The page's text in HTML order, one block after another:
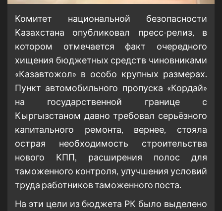
Комитет национальной безопасности
Казахстана опубликовал пресс-релиз, в
котором отмечается факт очередного
хищения бюджетных средств чиновниками
«Казавтожол» в особо крупных размерах.
Пункт автомобильного пропуска «Кордай»
на государственной границе с
Кыргызстаном давно требовал серьёзного
капитального ремонта, вернее, стояла
острая необходимость строительства
нового КПП, расширения полос для
таможенного контроля, улучшения условий
труда работников таможенного поста.
На эти цели из бюджета РК было выделено